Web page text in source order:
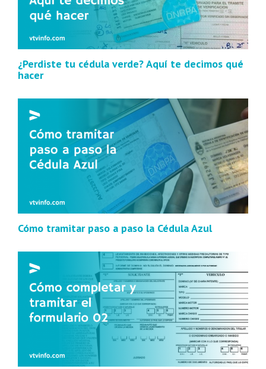
¿Perdiste tu cédula verde? Aquí te decimos qué
hacer
Cómo tramitar paso a paso la Cédula Azul